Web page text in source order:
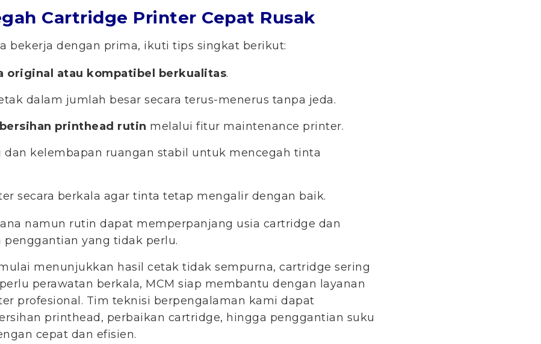
Cartridge Printer Cepat Rusak
bekerja dengan prima, ikuti tips singkat berikut:
original atau kompatibel berkualitas.
dalam jumlah besar secara terus-menerus tanpa jeda.
printhead rutin melalui fitur maintenance printer.
dan kelembapan ruangan stabil untuk mencegah tinta
secara berkala agar tinta tetap mengalir dengan baik.
namun rutin dapat memperpanjang usia cartridge dan
yang tidak perlu.
menunjukkan hasil cetak tidak sempurna, cartridge sering
perawatan berkala, MCM siap membantu dengan layanan
profesional. Tim teknisi berpengalaman kami dapat
printhead, perbaikan cartridge, hingga penggantian suku
cepat dan efisien.